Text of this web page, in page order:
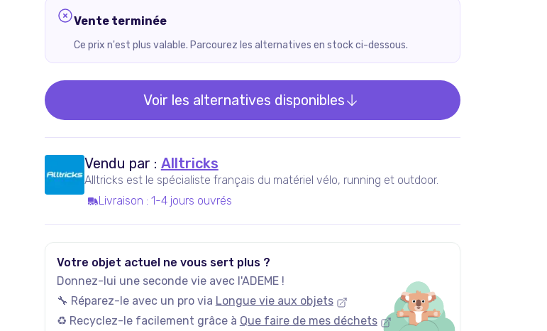
Vente terminée
Ce prix n'est plus valable. Parcourez les alternatives en stock ci-dessous.
Voir les alternatives disponibles
Vendu par : Alltricks
Alltricks est le spécialiste français du matériel vélo, running et outdoor.
Livraison : 1-4 jours ouvrés
Votre objet actuel ne vous sert plus ?
Donnez-lui une seconde vie avec l'ADEME !
🔧 Réparez-le avec un pro via Longue vie aux objets
♻️ Recyclez-le facilement grâce à Que faire de mes déchets